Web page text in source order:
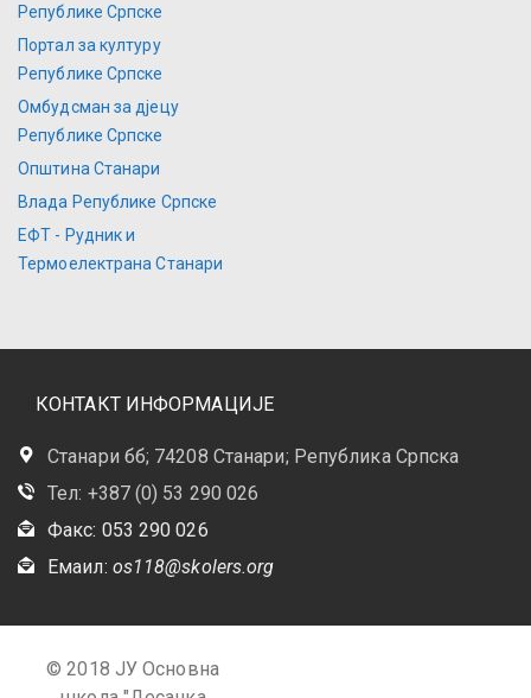
Републике Српске
Портал за културу
Републике Српске
Омбудсман за дјецу
Републике Српске
Општина Станари
Влада Републике Српске
ЕФТ - Рудник и
Термоелектрана Станари
КОНТАКТ ИНФОРМАЦИЈЕ
Станари бб; 74208 Станари; Република Српска
Тел: +387 (0) 53 290 026
Факс: 053 290 026
Емаил: os118@skolers.org
© 2018 ЈУ Основна